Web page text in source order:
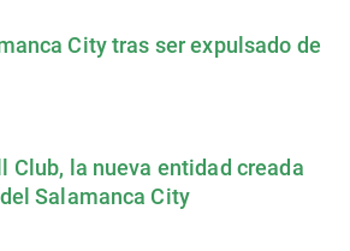
City tras ser expulsado de
Club, la nueva entidad creada
Salamanca City